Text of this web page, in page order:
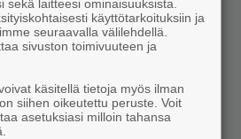
sekä laitteesi ominaisuuksista.
käyttötarkoituksiin ja
seuraavalla välilehdellä.
sivuston toimivuuteen ja
käsitellä tietoja myös ilman
siihen oikeutettu peruste. Voit
asetuksiasi milloin tahansa